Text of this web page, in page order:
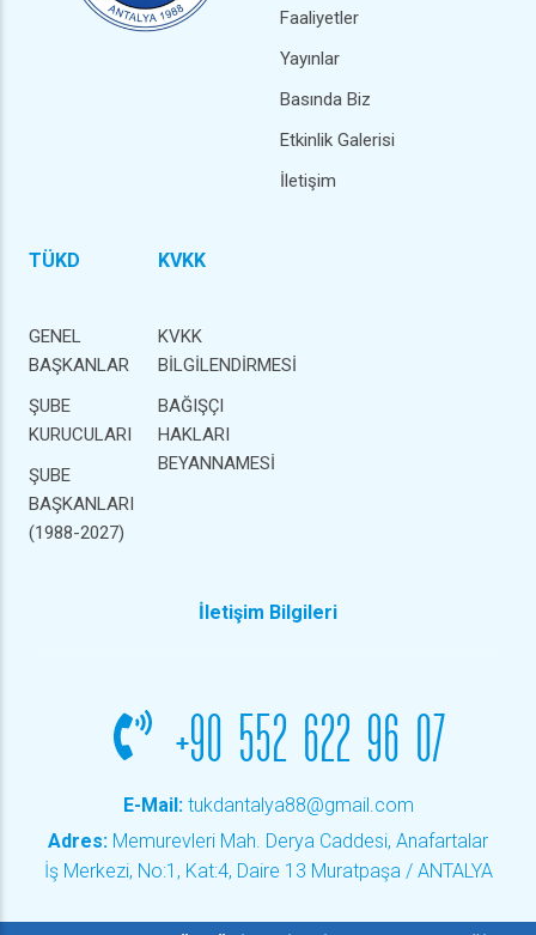
Faaliyetler
Yayınlar
Basında Biz
Etkinlik Galerisi
İletişim
TÜKD
GENEL
BAŞKANLAR
ŞUBE
KURUCULARI
ŞUBE
BAŞKANLARI
(1988-2027)
KVKK
KVKK
BİLGİLENDİRMESİ
BAĞIŞÇI
HAKLARI
BEYANNAMESİ
İletişim Bilgileri
+90 552 622 96 07
E-Mail: tukdantalya88@gmail.com
Adres: Memurevleri Mah. Derya Caddesi, Anafartalar
İş Merkezi, No:1, Kat:4, Daire 13 Muratpaşa / ANTALYA